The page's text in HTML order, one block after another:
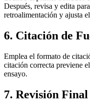
Después, revisa y edita
retroalimentación y ajusta
6. Citación de
Emplea el formato de
citación correcta previene
ensayo.
7. Revisión Final